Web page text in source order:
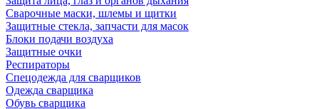
Сварочные маски, шлемы и щитки
Защитные стекла, запчасти для масок
Блоки подачи воздуха
Защитные очки
Респираторы
Спецодежда для сварщиков
Одежда сварщика
Обувь сварщика